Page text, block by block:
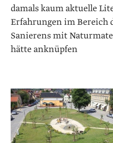
damals kaum aktuelle
Erfahrungen im Bereich
Sanierens mit
hätte anknüpfen